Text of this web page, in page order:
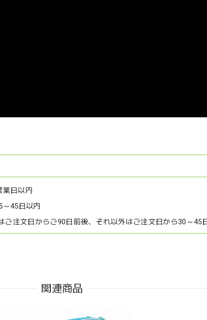
業日以内
～45日以内
はご注文日からご90日前後、それ以外はご注文日から30～45
関連商品